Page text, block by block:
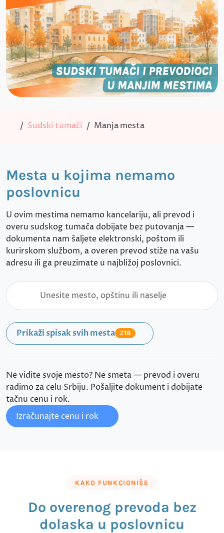
Sudski tumači Manja mesta
Mesta u kojima nemamo
poslovnicu
U ovim mestima nemamo kancelariju, ali prevod i
overu sudskog tumača dobijate bez putovanja —
dokumenta nam šaljete elektronski, poštom ili
kurirskom službom, a overen prevod stiže na vašu
adresu ili ga preuzimate u najbližoj poslovnici.
Prikaži spisak svih mesta 218
Ne vidite svoje mesto? Ne smeta — prevod i overu
radimo za celu Srbiju. Pošaljite dokument i dobijate
tačnu cenu i rok.
Izračunajte cenu i rok
KAKO FUNKCIONIŠE
Do overenog prevoda bez
dolaska u poslovnicu